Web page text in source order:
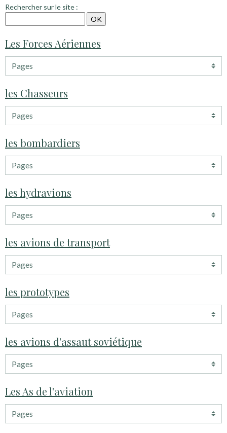
Rechercher sur le site :
Les Forces Aériennes
les Chasseurs
les bombardiers
les hydravions
les avions de transport
les prototypes
les avions d'assaut soviétique
Les As de l'aviation